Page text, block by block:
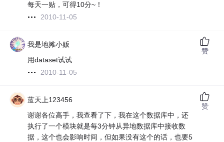
每天一贴，可得10分~！
2010-11-05
我是地摊小贩
用dataset试试
2010-11-05
赞
蓝天上123456
谢谢各位高手，我查看了下，我在这个数据库中，还
执行了一个模块就是每3分钟从异地数据库中接收数
据，这个也会影响时间，但如果没有这个的话，也要5
赞